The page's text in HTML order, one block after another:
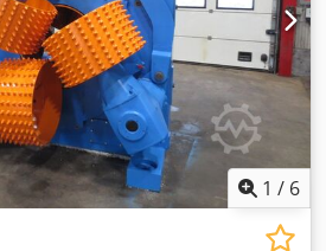
1 / 6